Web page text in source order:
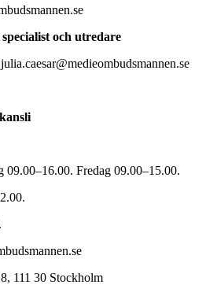
och utredare
09.00–16.00. Fredag 09.00–15.00.
111 30 Stockholm